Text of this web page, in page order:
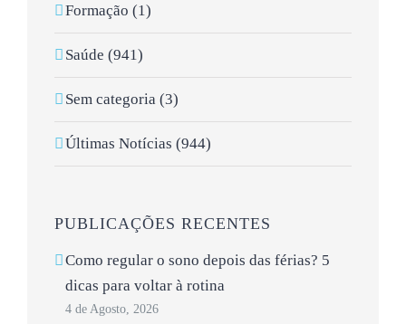
Formação (1)
Saúde (941)
Sem categoria (3)
Últimas Notícias (944)
PUBLICAÇÕES RECENTES
Como regular o sono depois das férias? 5
dicas para voltar à rotina
4 de Agosto, 2026